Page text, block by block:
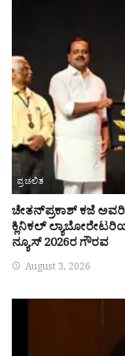
ಪ್ರಚಲಿತ
ಚೇತನ್‌ಪ್ರಕಾಶ್ ಕಜೆ
ಕ್ಲಿನಿಕಲ್
ನ್ಯೂಸ್ 2026ರ ಗೌರವ
August 3, 2026